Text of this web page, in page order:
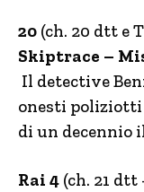
20 (ch. 20 dtt e
Skiptrace –
Il detective
onesti poliziotti
di un decennio
Rai 4 (ch. 21 dtt